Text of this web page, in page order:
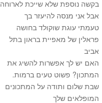
בקשה נוספת שלא שייכת לארוחה
אבל אני מנסה להיעזר בך
טעמתי עוגת שוקולד בחושה
פראלין של מאפיית בראון בתל
אביב
האם יש לך אפשרות להשיג את
המתכון? פשוט טעים ברמות.
שבת שלום ותודה על המתכונים
המופלאים שלך